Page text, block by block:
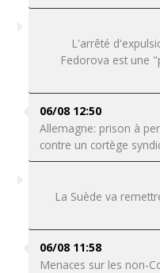
L'arrêté
Fedorova est une
06/08 12:50
Allemagne: prison à
contre un cortège
La Suède va
06/08 11:58
Menaces sur les non-